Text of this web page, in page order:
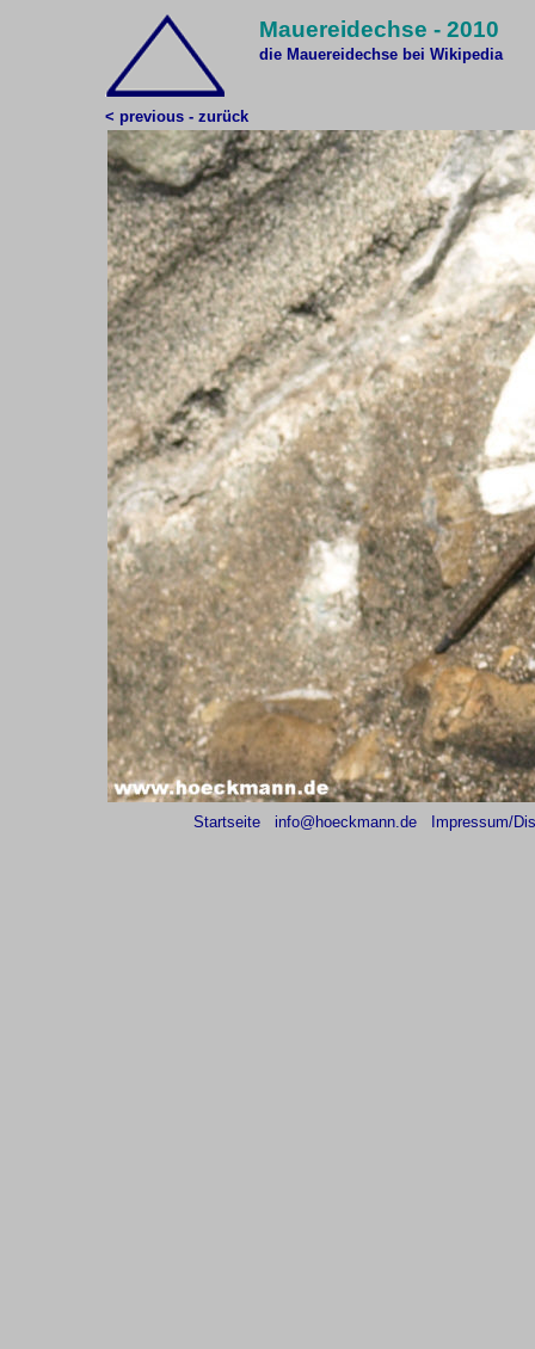
Mauereidechse - 2010
die Mauereidechse bei Wikipedia
< previous - zurück
Startseite info@hoeckmann.de Impressum/